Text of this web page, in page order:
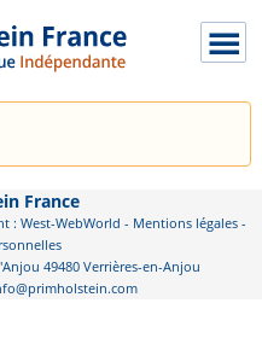
France
: West-WebWorld - Mentions légales-
49480 Verrières-en-Anjou